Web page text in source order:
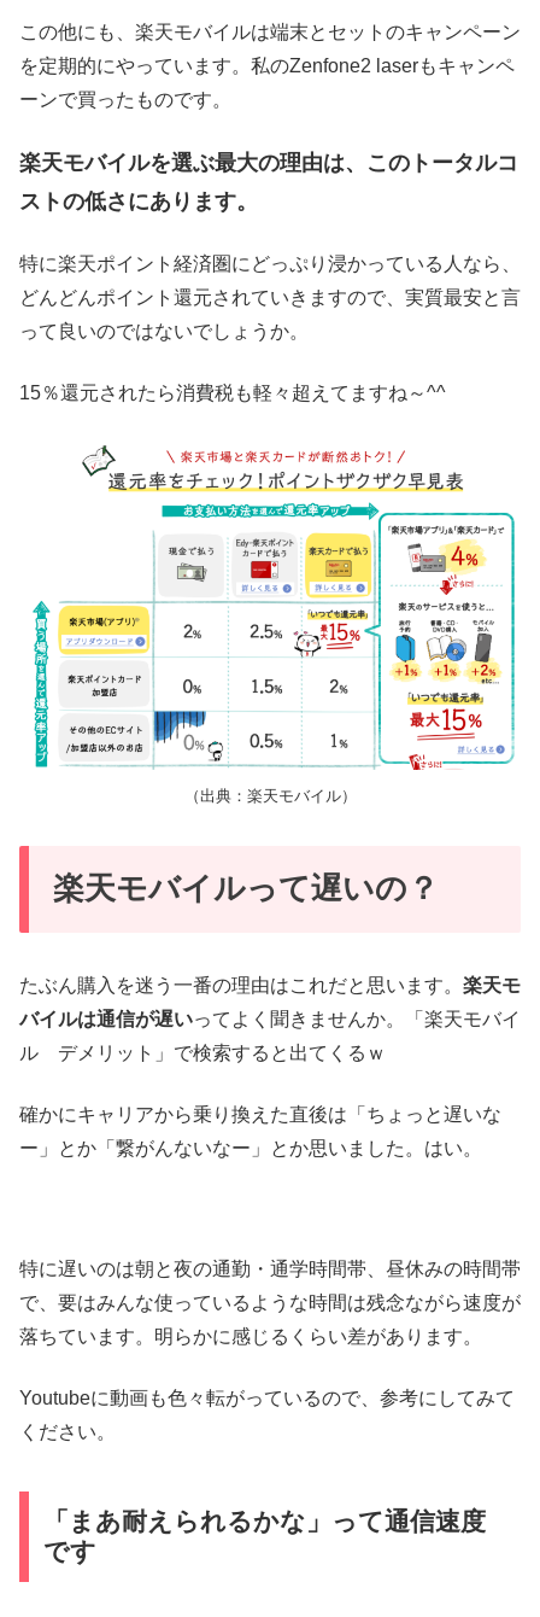
この他にも、楽天モバイルは端末とセットのキャンペーン
を定期的にやっています。私のZenfone2 laserもキャンペ
ーンで買ったものです。
楽天モバイルを選ぶ最大の理由は、このトータルコ
ストの低さにあります。
特に楽天ポイント経済圏にどっぷり浸かっている人なら、
どんどんポイント還元されていきますので、実質最安と言
って良いのではないでしょうか。
15％還元されたら消費税も軽々超えてますね～^^
（出典：楽天モバイル）
楽天モバイルって遅いの？
たぶん購入を迷う一番の理由はこれだと思います。 楽天モ
バイルは通信が遅いってよく聞きませんか。「楽天モバイ
ル デメリット」で検索すると出てくるｗ
確かにキャリアから乗り換えた直後は「ちょっと遅いな
ー」とか「繋がんないなー」とか思いました。はい。
特に遅いのは朝と夜の通勤・通学時間帯、昼休みの時間帯
で、要はみんな使っているような時間は残念ながら速度が
落ちています。明らかに感じるくらい差があります。
Youtubeに動画も色々転がっているので、参考にしてみて
ください。
「まあ耐えられるかな」って通信速度
です